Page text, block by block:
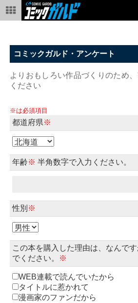
コミックガルド・アンケート
よりおもしろい作品づくりのため
ください
※は必須項目
都道府県※
年齢※ 半角数字で入力ください。
性別 ※
この本を購入した理由は、なんで
でください。
※
WEB連載で読んでいたから
タイトルに惹かれて
漫画家のファンだから